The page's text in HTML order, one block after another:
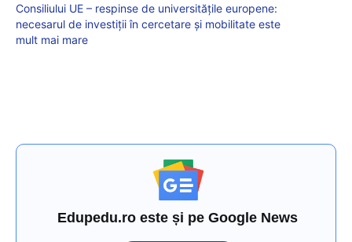
Consiliului UE – respinse de universitățile europene:
necesarul de investiții în cercetare și mobilitate este
mult mai mare
Edupedu.ro este și pe Google News